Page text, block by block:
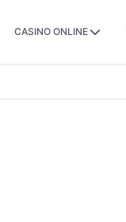
CASINO ONLINE